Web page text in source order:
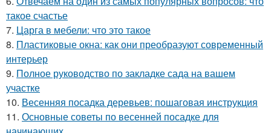
такое счастье
7. Царга в мебели: что это такое
8. Пластиковые окна: как они преобразуют современный
интерьер
9. Полное руководство по закладке сада на вашем
участке
10. Весенняя посадка деревьев: пошаговая инструкция
11. Основные советы по весенней посадке для